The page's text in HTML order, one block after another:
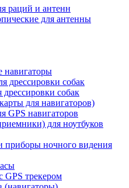
раций и антенн
для антенны
навигаторы
дрессировки собак
собак
для навигаторов)
GPS навигаторов
для ноутбуков
приборы ночного видения
GPS трекером